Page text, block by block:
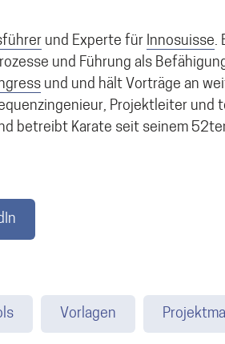
und Experte für Innosuisse.
und Führung als
und und hält Vorträge an
Projektleiter und
betreibt Karate seit seinem
Vorlagen